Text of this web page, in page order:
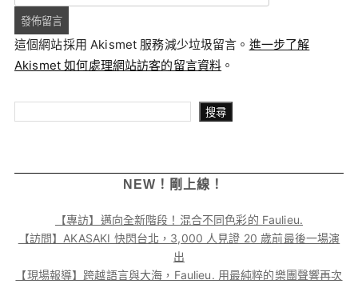
這個網站採用 Akismet 服務減少垃圾留言。 進一步了解
Akismet 如何處理網站訪客的留言資料 。
搜尋
NEW！剛上線！
【專訪】邁向全新階段！混合不同色彩的 Faulieu.
【訪問】AKASAKI 快閃台北，3,000 人見證 20 歲前最後一場演
出
【現場報導】跨越語言與大海，Faulieu. 用最純粹的樂團聲響再次